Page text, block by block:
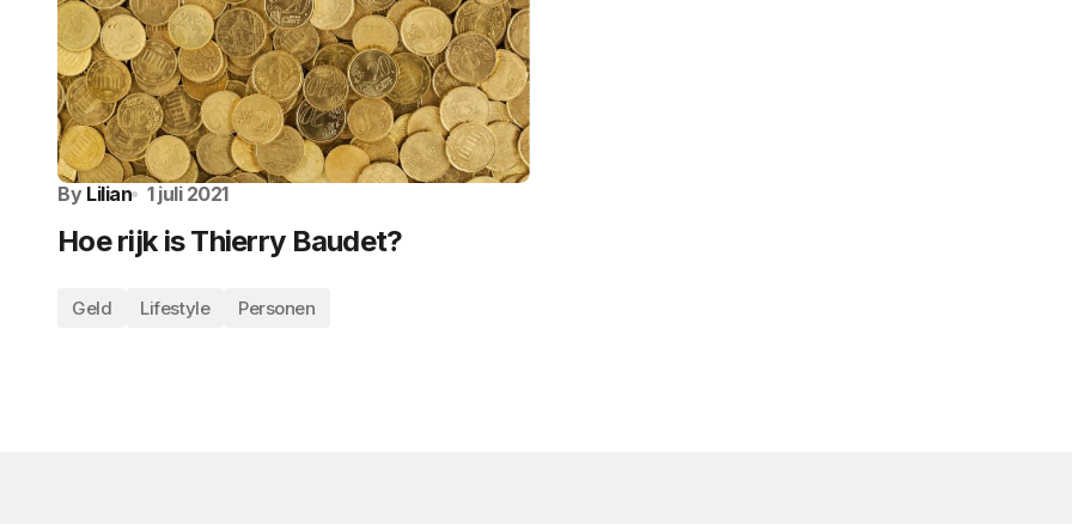
By Lilian 1 juli 2021
Hoe rijk is Thierry Baudet?
Geld Lifestyle Personen